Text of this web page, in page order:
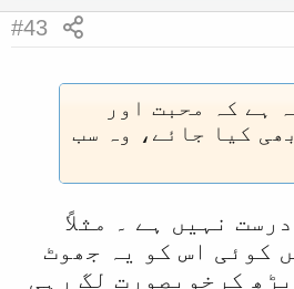
#43
ہے کہ محبت اور
کیا جائے، وہ سب
نہیں ہے ۔ مثلاً
کوئی اس کو یہ جھوٹ
کرخوبصورت لگ رہی